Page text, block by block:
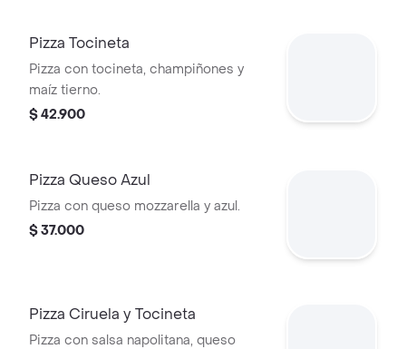
Pizza Tocineta
Pizza con tocineta, champiñones y
maíz tierno.
$ 42.900
Pizza Queso Azul
Pizza con queso mozzarella y azul.
$ 37.000
Pizza Ciruela y Tocineta
Pizza con salsa napolitana, queso